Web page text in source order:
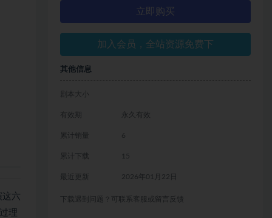
这六
理
立即购买
加入会员，全站资源免费下
其他信息
剧本大小
有效期 永久有效
累计销量 6
累计下载 15
最近更新 2026年01月22日
下载遇到问题？可联系客服或留言反馈